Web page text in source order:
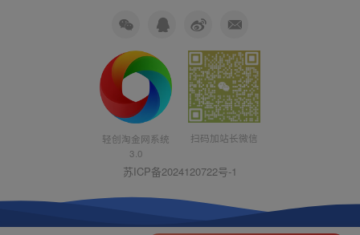
轻创淘金网系统
3.0
扫码加站长微信
苏ICP备2024120722号-1